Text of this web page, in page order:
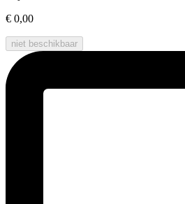
€ 0,00
niet beschikbaar